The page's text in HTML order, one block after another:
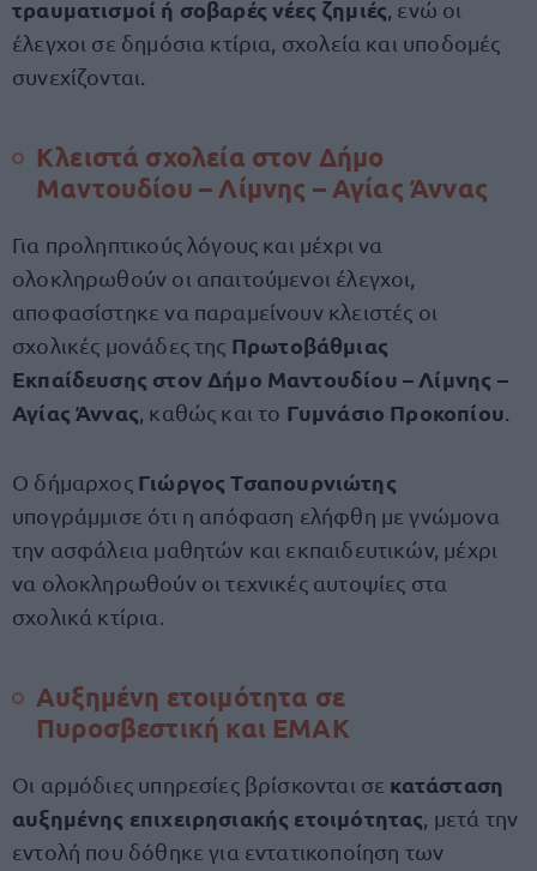
τραυματισμοί ή σοβαρές νέες ζημιές , ενώ οι
έλεγχοι σε δημόσια κτίρια, σχολεία και υποδομές
συνεχίζονται.
Κλειστά σχολεία στον Δήμο
Μαντουδίου – Λίμνης – Αγίας Άννας
Για προληπτικούς λόγους και μέχρι να
ολοκληρωθούν οι απαιτούμενοι έλεγχοι,
αποφασίστηκε να παραμείνουν κλειστές οι
σχολικές μονάδες της Πρωτοβάθμιας
Εκπαίδευσης στον Δήμο Μαντουδίου – Λίμνης –
Αγίας Άννας , καθώς και το Γυμνάσιο Προκοπίου
Ο δήμαρχος Γιώργος Τσαπουρνιώτης
υπογράμμισε ότι η απόφαση ελήφθη με γνώμονα
την ασφάλεια μαθητών και εκπαιδευτικών, μέχρι
να ολοκληρωθούν οι τεχνικές αυτοψίες στα
σχολικά κτίρια.
Αυξημένη ετοιμότητα σε
Πυροσβεστική και ΕΜΑΚ
Οι αρμόδιες υπηρεσίες βρίσκονται σε κατάσταση
αυξημένης επιχειρησιακής ετοιμότητας , μετά την
εντολή που δόθηκε για εντατικοποίηση των